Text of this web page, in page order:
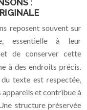
:
reposent souvent sur
essentielle à leur
de conserver cette
à des endroits précis.
texte est respectée,
appareils et contribue à
structure préservée